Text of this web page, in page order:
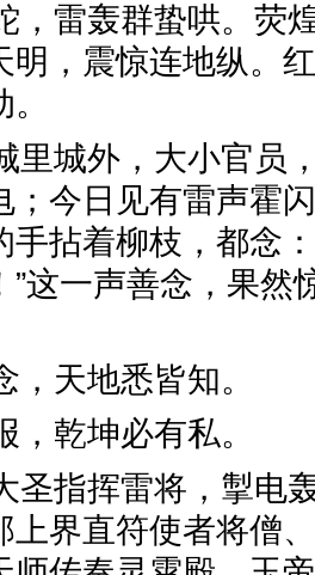
，雷轰群蛰哄。荧
明，震惊连地纵。
动。
里城外，大小官员
；今日见有雷声霍
手拈着柳枝，都念
”这一声善念，果然
念，天地悉皆知
报，乾坤必有私
圣指挥雷将，掣电
上界直符使者将僧